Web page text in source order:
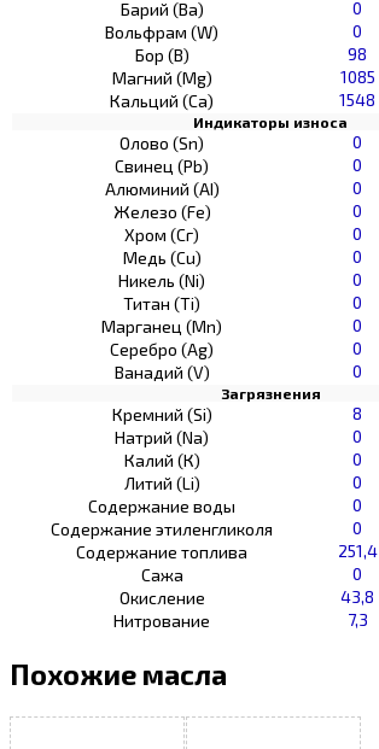
Барий (Ва)
0
Вольфрам (W)
0
Бор (В)
98
Магний (Mg)
1085
Кальций (Са)
1548
Индикаторы износа
Олово (Sn) 0
Свинец (Pb)
0
Алюминий (AI)
0
Железо (Fe)
0
Хром (Сг)
0
Медь (Cu)
0
Никель (Ni)
0
Титан (Ti)
0
Марганец (Mn)
0
Серебро (Ag)
0
Ванадий (V)
0
Загрязнения
Кремний (Si) 8
Натрий (Na)
0
Калий (К)
0
Литий (Li)
0
Содержание воды
0
Содержание этиленгликоля
0
Содержание топлива
251,4
Сажа
0
Окисление
43,8
Нитрование
7,3
Похожие масла